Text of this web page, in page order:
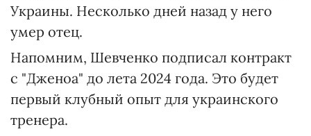
Украины. Несколько дней назад у него
умер отец.
Напомним, Шевченко подписал контракт
с "Дженоа" до лета 2024 года. Это будет
первый клубный опыт для украинского
тренера.